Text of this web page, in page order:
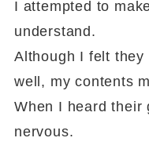
I attempted to
understand.
Although I felt
well, my contents
When I heard their
nervous.